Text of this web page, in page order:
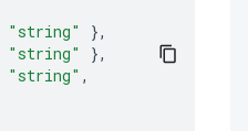
"string"
},
"string"
},
"string" ,